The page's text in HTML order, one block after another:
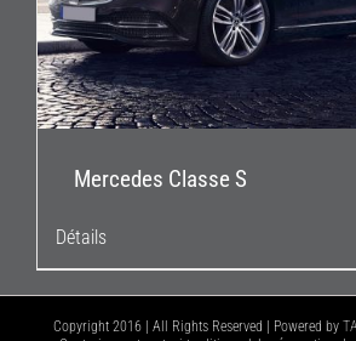
Mercedes Classe S
Détails
Copyright 2016 | All Rights Reserved | Powered by